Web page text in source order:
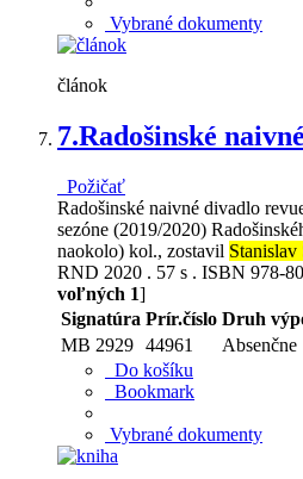
Vybrané dokumenty
článok
7.Radošinské
Požičať
Radošinské naivné divadlo
sezóne (2019/2020)
naokolo) kol., zostavil Stanislav
RND 2020 . 57 s . ISBN 978-
voľných 1]
Signatúra Prír.číslo Druh
MB 2929 44961
Absenčne
Do košíku
Bookmark
Vybrané dokumenty